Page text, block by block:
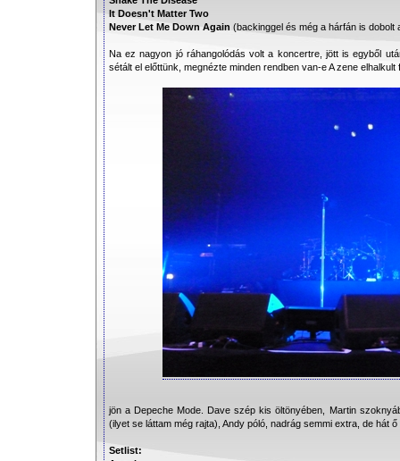
It Doesn't Matter Two
Never Let Me Down Again (backinggel és még a hárfán is
Na ez nagyon jó ráhangolódás volt a koncertre, jött is egyből
sétált el előttünk, megnézte minden rendben van-e A zene elhalkult
jön a Depeche Mode. Dave szép kis öltönyében, Martin
(ilyet se láttam még rajta), Andy póló, nadrág semmi extra, de hát
Setlist: